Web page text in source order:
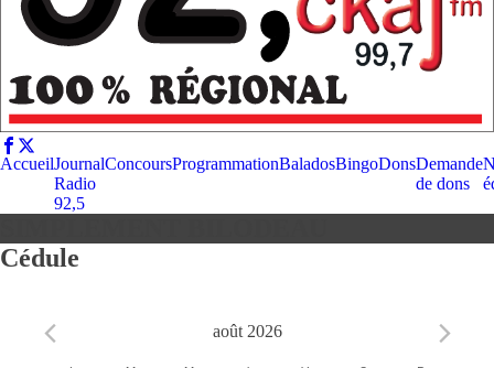
AccueilJournal
Radio
92,5
ConcoursProgrammationBaladosBingoDonsDemande
de dons
Cédule
août 2026